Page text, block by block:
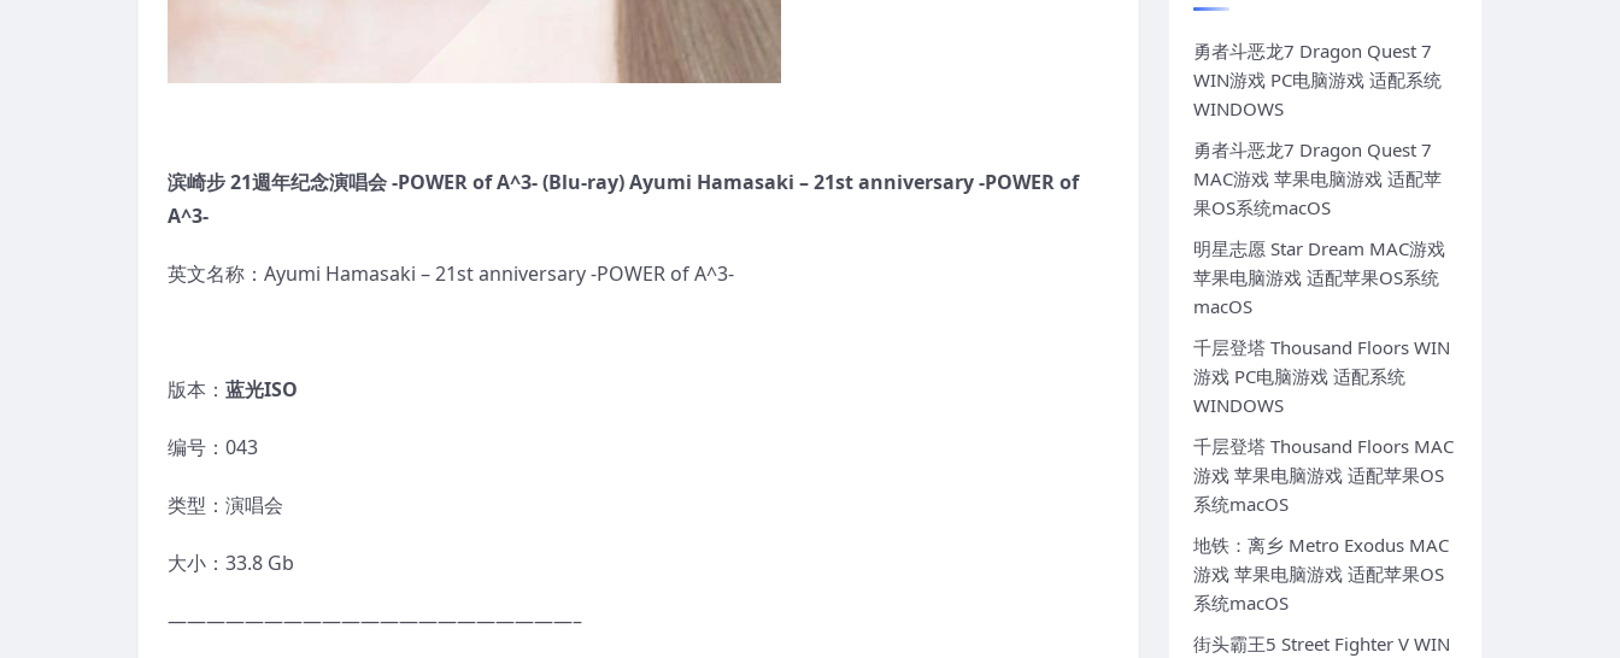
滨崎步21週年纪念演唱会-POWER of A^3- (Blu-ray) Ayumi Hamasaki – 21st anniversary -POWER of
A^3-
英文名称：Ayumi Hamasaki – 21st anniversary -POWER of A^3-
版本： 蓝光ISO
编号：043
类型：演唱会
大小：33.8 Gb
—————————————————————–
勇者斗恶龙7 Dragon Quest 7
WIN游戏 PC电脑游戏 适配系统
WINDOWS
勇者斗恶龙7 Dragon Quest 7
MAC游戏 苹果电脑游戏 适配苹
果OS系统macOS
明星志愿 Star Dream MAC游戏
苹果电脑游戏 适配苹果OS系统
macOS
千层登塔 Thousand Floors WIN
游戏 PC电脑游戏 适配系统
WINDOWS
千层登塔 Thousand Floors MAC
游戏 苹果电脑游戏 适配苹果OS
系统macOS
地铁：离乡 Metro Exodus MAC
游戏 苹果电脑游戏 适配苹果OS
系统macOS
街头霸王5 Street Fighter V WIN